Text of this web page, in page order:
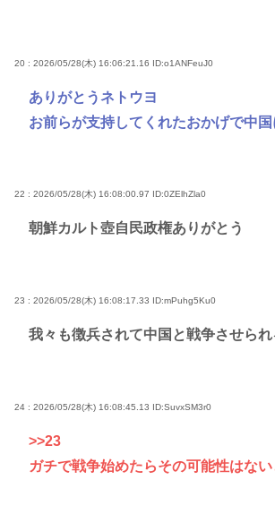
20 : 2026/05/28(木) 16:06:21.16 ID:o1ANFeuJ0
ありがとうネトウヨ
お前らが支持してくれたおかげで中国
22 : 2026/05/28(木) 16:08:00.97 ID:0ZElhZla0
朝鮮カルト壺自民政権ありがとう
23 : 2026/05/28(木) 16:08:17.33 ID:mPuhg5Ku0
我々も徴兵されて中国と戦争させられ
24 : 2026/05/28(木) 16:08:45.13 ID:SuvxSM3r0
>>23
ガチで戦争始めたらその可能性はな